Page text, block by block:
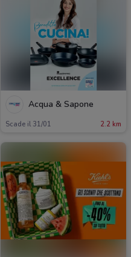
Acqua & Sapone
Scade il 31/01 2.2 km